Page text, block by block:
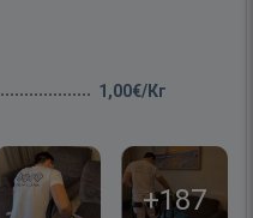
1,00€/Кг
+187